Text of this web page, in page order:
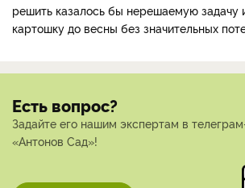
решить казалось бы нерешаемую задачу
картошку до весны без значительных
Есть вопрос?
Задайте его нашим экспертам в
«Антонов Сад»!